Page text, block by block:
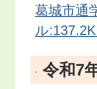
葛城市通
ル
令和7